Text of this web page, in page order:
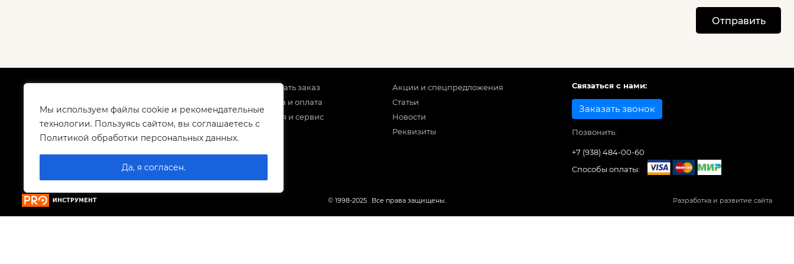
Мы используем файлы cookie и рекомендательные
технологии. Пользуясь сайтом, вы соглашаетесь с
Политикой обработки персональных данных.
Да, я согласен.
Отправить
Корпоративным клиентам
Контакты
Как сделать заказ
Доставка и оплата
Гарантия и сервис
Акции и спецпредложения
Статьи
Новости
Реквизиты
Связаться с нами:
Заказать звонок
Позвонить:
+7 (938) 484-00-60
Способы оплаты:
© 1998-2025 . Все права защищены. Разработка и развитие сайта